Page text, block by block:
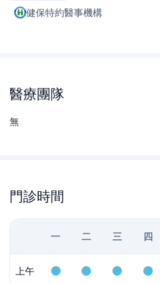
健保特約醫事機構
醫療團隊
無
門診時間
一 二 三 四
上午